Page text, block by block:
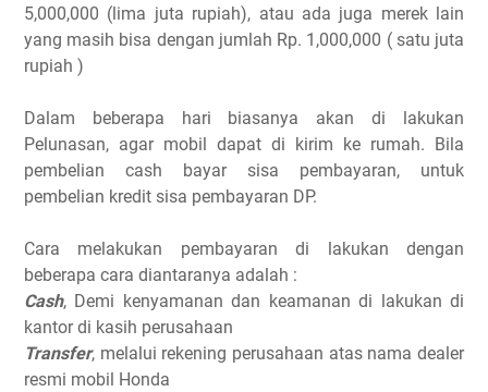
5,000,000 (lima juta rupiah), atau ada juga merek lain
yang masih bisa dengan jumlah Rp. 1,000,000 ( satu juta
rupiah )
Dalam beberapa hari biasanya akan di lakukan
Pelunasan, agar mobil dapat di kirim ke rumah. Bila
pembelian cash bayar sisa pembayaran, untuk
pembelian kredit sisa pembayaran DP.
Cara melakukan pembayaran di lakukan dengan
beberapa cara diantaranya adalah :
Cash, Demi kenyamanan dan keamanan di lakukan di
kantor di kasih perusahaan
Transfer, melalui rekening perusahaan atas nama dealer
resmi mobil Honda